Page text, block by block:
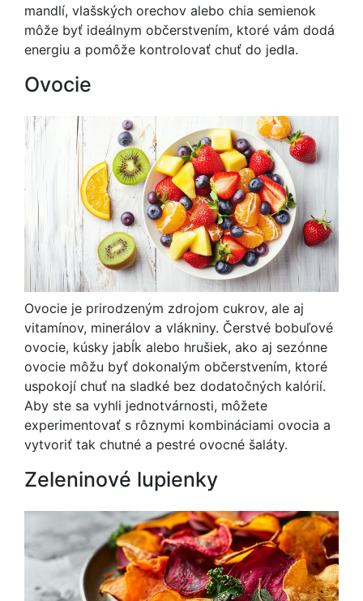
mandlí, vlašských orechov alebo chia semienok
môže byť ideálnym občerstvením, ktoré vám dodá
energiu a pomôže kontrolovať chuť do jedla.
Ovocie
Ovocie je prirodzeným zdrojom cukrov, ale aj
vitamínov, minerálov a vlákniny. Čerstvé bobuľové
ovocie, kúsky jabĺk alebo hrušiek, ako aj sezónne
ovocie môžu byť dokonalým občerstvením, ktoré
uspokojí chuť na sladké bez dodatočných kalórií.
Aby ste sa vyhli jednotvárnosti, môžete
experimentovať s rôznymi kombináciami ovocia a
vytvoriť tak chutné a pestré ovocné šaláty.
Zeleninové lupienky